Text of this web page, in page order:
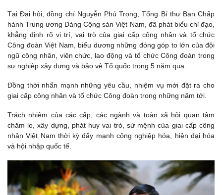
Tại Đại hội, đồng chí Nguyễn Phú Trọng, Tổng Bí thư Ban Chấp
hành Trung ương Đảng Cộng sản Việt Nam, đã phát biểu chỉ đạo,
khẳng định rõ vị trí, vai trò của giai cấp công nhân và tổ chức
Công đoàn Việt Nam, biểu dương những đóng góp to lớn của đội
ngũ công nhân, viên chức, lao động và tổ chức Công đoàn trong
sự nghiệp xây dựng và bảo vệ Tổ quốc trong 5 năm qua.
Đồng thời nhấn mạnh những yêu cầu, nhiệm vụ mới đặt ra cho
giai cấp công nhân và tổ chức Công đoàn trong những năm tới.
Trách nhiệm của các cấp, các ngành và toàn xã hội quan tâm
chăm lo, xây dựng, phát huy vai trò, sứ mệnh của giai cấp công
nhân Việt Nam thời kỳ đẩy mạnh công nghiệp hóa, hiện đại hóa
và hội nhập quốc tế.